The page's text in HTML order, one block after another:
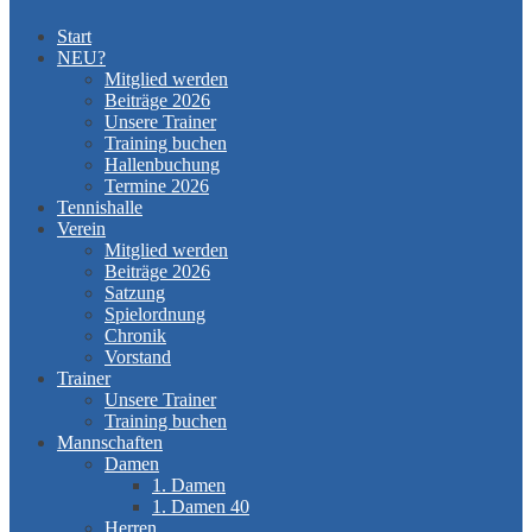
Start
NEU?
Mitglied werden
Beiträge 2026
Unsere Trainer
Training buchen
Hallenbuchung
Termine 2026
Tennishalle
Verein
Mitglied werden
Beiträge 2026
Satzung
Spielordnung
Chronik
Vorstand
Trainer
Unsere Trainer
Training buchen
Mannschaften
Damen
1. Damen
1. Damen 40
Herren